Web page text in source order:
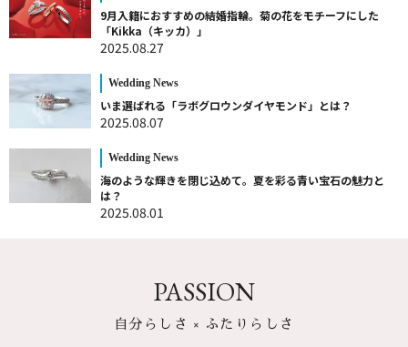
9月入籍におすすめの結婚指輪。菊の花をモチーフにした
「Kikka（キッカ）」
2025.08.27
Wedding News
いま選ばれる「ラボグロウンダイヤモンド」とは？
2025.08.07
Wedding News
海のような輝きを閉じ込めて。夏を彩る青い宝石の魅力と
は？
2025.08.01
PASSION
自分らしさ × ふたりらしさ